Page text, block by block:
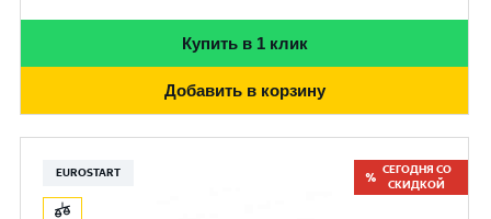
Купить в 1 клик
Добавить в корзину
EUROSTART
СЕГОДНЯ СО
СКИДКОЙ